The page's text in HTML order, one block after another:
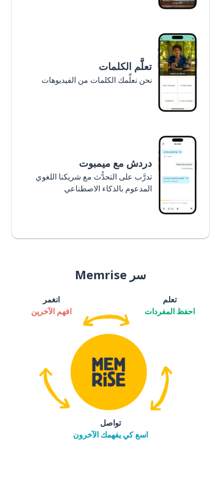
تعلَّم الكلمات
نحن نعلِّمك الكلمات من الفيديوهات
دردش مع ميمبوت
تدرَّب على التحدُّث مع شريكنا اللغوي
المدعوم بالذكاء الاصطناعي
سر Memrise
تعلم
احفظ المفردات
انغمر
افهم الآخرين
تواصل
اسع كي يفهمك الآخرون